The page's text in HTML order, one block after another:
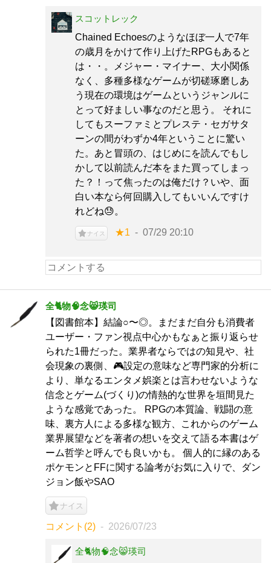
スコットレック
Chained Echoesのようなほぼ一人で7年
の歳月をかけて作り上げたRPGもあると
は・・。メジャー・マイナー、大小関係
なく、多種多様なゲームが切磋琢磨しあ
う現在の環境はゲームというジャンルに
とって好ましい事なのだと思う。 それに
してもスーファミとプレステ・セガサタ
ーンの間がわずか4年ということに驚い
た。あと冒頭の、はじめにを読んでもし
かして以前読んだ本をまた買ってしまっ
た？！って焦ったのは俺だけ？いや、面
白い本なら何回購入してもいいんですけ
れどね😓。
ナイス ★1 07/29 20:10
全🐈物🧠念😸瑛司
【図書館本】結論○〜◎。まだまだ自分も消費者
ユーザー・ファン視点中心かもなぁと振り返らせ
られた1冊だった。業界者ならではの知見や、社
会現象の裏側、🎮設定の意味など専門家的分析に
より、単なるエンタメ娯楽とは言わせないような
信念とゲーム(づくり)の情熱的な世界を垣間見た
ような感覚であった。 RPGの本質論、戦闘の意
味、裏方人による多様な観方、これからのゲーム
業界展望などを著者の想いを交えて語る本書はゲ
ーム哲学と呼んでも良いかも。 個人的に縁のある
ポケモンとFFに関する論考がお気に入りで、ダン
ジョン飯やSAO
ナイス
コメント(2) 2026/07/23
全🐈物🧠念😸瑛司